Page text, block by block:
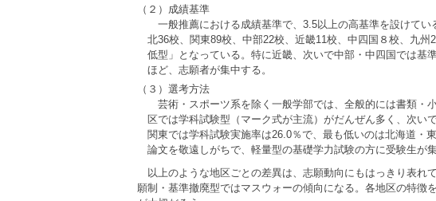
（２）成績基準
一般推薦における成績基準で、3.5以上の高基準を設けて
北36校、関東89校、中部22校、近畿11校、中四国８校、九
低型」となっている。特に近畿、次いで中部・中四国では基
ほど、志願者が集中する。
（３）選考方法
芸術・スポーツ系を除く一般学部では、全般的には書類・
区では学科試験型（マーク式が主流）がだんぜん多く、次い
関東では学科試験実施率は26.0％で、最も低いのは北海道・
論文を敬遠しがちで、軽量型の基礎学力試験の方に受験生が
以上のような地区ごとの差異は、志願動向にもはっきり表れ
願制・基準撤廃型ではマスウォーの傾向になる。各地区の特徴